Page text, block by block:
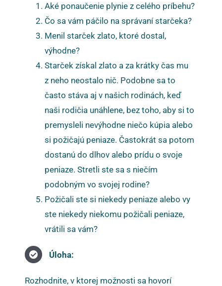
Aké ponaučenie plynie z celého príbehu?
Čo sa vám páčilo na správaní starčeka?
Menil starček zlato, ktoré dostal,
výhodne?
Starček získal zlato a za krátky čas mu
z neho neostalo nič. Podobne sa to
často stáva aj v našich rodinách, keď
naši rodičia unáhlene, bez toho, aby si to
premysleli nevýhodne niečo kúpia alebo
si požičajú peniaze. Častokrát sa potom
dostanú do dlhov alebo prídu o svoje
peniaze. Stretli ste sa s niečím
podobným vo svojej rodine?
Požičali ste si niekedy peniaze alebo vy
ste niekedy niekomu požičali peniaze,
vrátili sa vám?
Úloha:
Rozhodnite, v ktorej možnosti sa hovorí